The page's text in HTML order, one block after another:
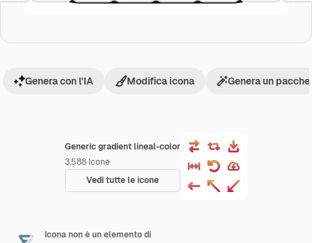
Generic gradient lineal-color
3,588 Icone
Vedi tutte le icone
Genera con l'IA Modifica icona Genera un
Icona non è un elemento di